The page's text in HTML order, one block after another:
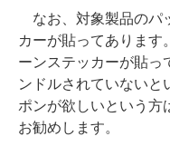
なお、対象製品のパ
カーが貼ってあります
ーンステッカーが貼っ
ンドルされていないと
ポンが欲しいという方
お勧めします。